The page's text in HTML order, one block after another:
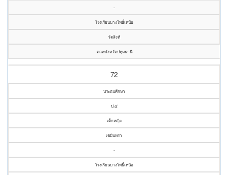
-
โรงเรียนบางโพธิ์เหนือ
วัดสิงห์
คณะจังหวัดปทุมธานี
72
ประถมศึกษา
ป.๔
เด็กหญิง
เขมินทรา
-
โรงเรียนบางโพธิ์เหนือ